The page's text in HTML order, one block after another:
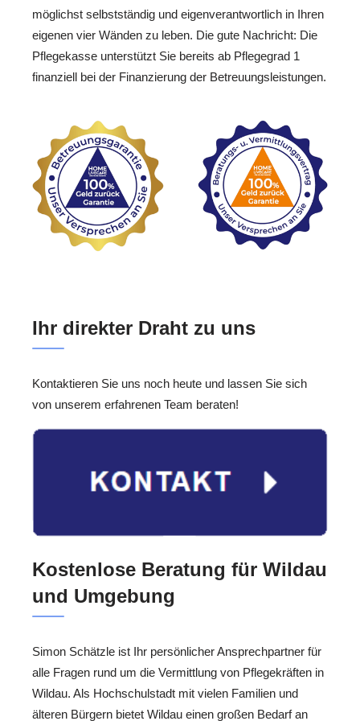
möglichst selbstständig und eigenverantwortlich in Ihren
eigenen vier Wänden zu leben. Die gute Nachricht: Die
Pflegekasse unterstützt Sie bereits ab Pflegegrad 1
finanziell bei der Finanzierung der Betreuungsleistungen.
Ihr direkter Draht zu uns
Kontaktieren Sie uns noch heute und lassen Sie sich
von unserem erfahrenen Team beraten!
Kostenlose Beratung für Wildau
und Umgebung
Simon Schätzle ist Ihr persönlicher Ansprechpartner für
alle Fragen rund um die Vermittlung von Pflegekräften in
Wildau. Als Hochschulstadt mit vielen Familien und
älteren Bürgern bietet Wildau einen großen Bedarf an